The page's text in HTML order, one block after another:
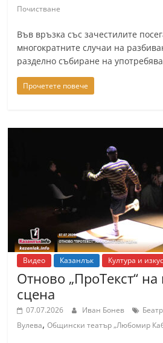
Почистване
Във връзка със зачестилите
многократните случаи на
разделно събиране на
Прочетете повече
Видео Казанлък Култура и
Отново „ПроТекст“
сцена
07.07.2026 Иван Бонев
Вулева,Общински театър „Любомир